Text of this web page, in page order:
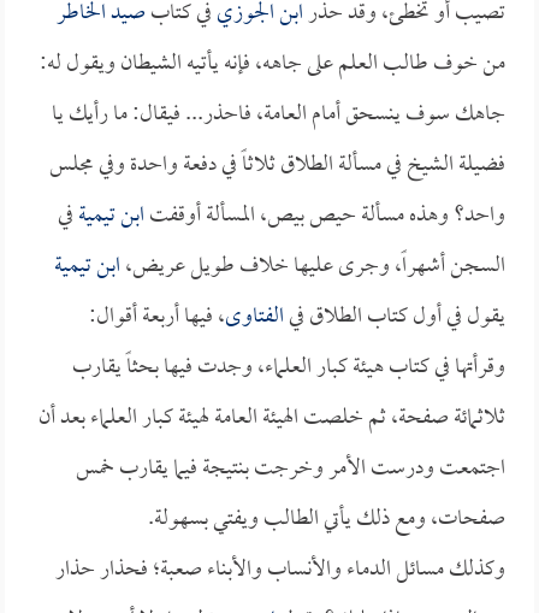
تصيب أو تخطئ، وقد حذرابن الجوزيفي كتابصيد الخاطر
من خوف طالب العلم على جاهه، فإنه يأتيه الشيطان ويقول له:
جاهك سوف ينسحق أمام العامة، فاحذر... فيقال: ما رأيك يا
فضيلة الشيخ في مسألة الطلاق ثلاثاً في دفعة واحدة وفي مجلس
واحد؟ وهذه مسألة حيص بيص، المسألة أوقفتابن تيميةفي
السجن أشهراً، وجرى عليها خلاف طويل عريض،ابن تيمية
يقول في أول كتاب الطلاق فيالفتاوى، فيها أربعة أقوال:
وقرأتها في كتاب هيئة كبار العلماء، وجدت فيها بحثاً يقارب
ثلاثمائة صفحة، ثم خلصت الهيئة العامة لهيئة كبار العلماء بعد أن
اجتمعت ودرست الأمر وخرجت بنتيجة فيما يقارب خمس
صفحات، ومع ذلك يأتي الطالب ويفتي بسهولة.
وكذلك مسائل الدماء والأنساب والأبناء صعبة؛ فحذار حذار